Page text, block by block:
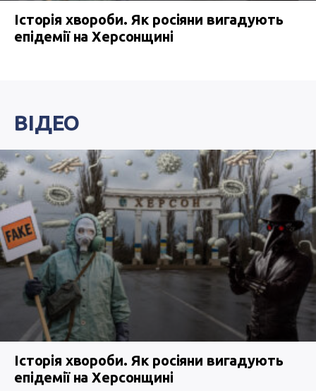
Історія хвороби. Як росіяни вигадують
епідемії на Херсонщині
ВІДЕО
Історія хвороби. Як росіяни вигадують
епідемії на Херсонщині